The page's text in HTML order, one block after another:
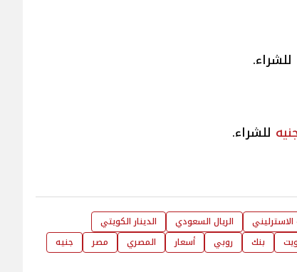
للشراء.
للشراء.
الاسترليني الريال السعودي
الدينار الكويتي
بنك روبي أسعار المصري مصر جنيه